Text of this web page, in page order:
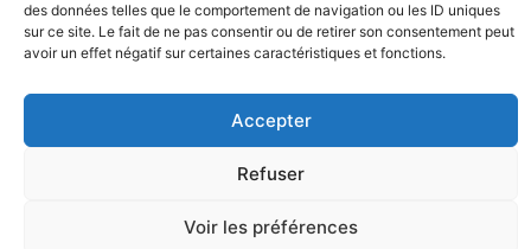
des données telles que le comportement de navigation ou les ID uniques
sur ce site. Le fait de ne pas consentir ou de retirer son consentement peut
avoir un effet négatif sur certaines caractéristiques et fonctions.
Accepter
Refuser
Voir les préférences
La prière dans les épreuves
Mar 4, 2023 •
Nos
partenaires
Mentions
légales
Partagez cette page